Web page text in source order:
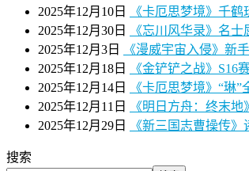
2025年12月10日
《卡厄思梦境》千
2025年12月30日
《忘川风华录》名
2025年12月3日
《漫威宇宙入侵》新
2025年12月18日
《金铲铲之战》S16
2025年12月14日
《卡厄思梦境》“琳
2025年12月11日
《明日方舟：终末
2025年12月29日
《新三国志曹操传
搜索